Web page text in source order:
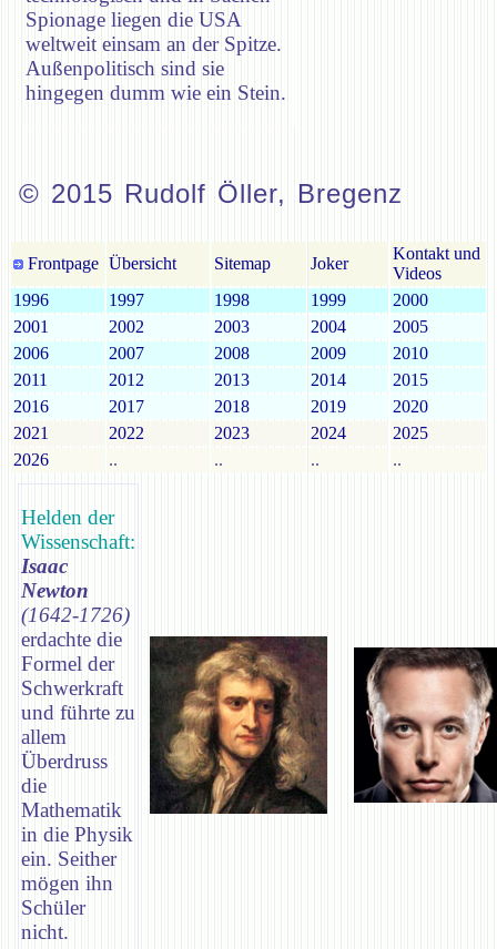
Spionage liegen die USA
weltweit einsam an der Spitze.
Außenpolitisch sind sie
hingegen dumm wie ein Stein.
© 2015 Rudolf Öller, Bregenz
Frontpage Übersicht Sitemap Joker
Kontakt und
Videos
1996
1997 1998 1999
2000
2001
2002 2003 2004
2005
2006
2007 2008 2009
2010
2011
2012 2013 2014
2015
2016
2017 2018 2019
2020
2021
2022 2023 2024
2025
2026
.. .. .. ..
Helden der
Wissenschaft:
Isaac
Newton
(1642-1726)
erdachte die
Formel der
Schwerkraft
und führte zu
allem
Überdruss
die
Mathematik
in die Physik
ein. Seither
mögen ihn
Schüler
nicht.